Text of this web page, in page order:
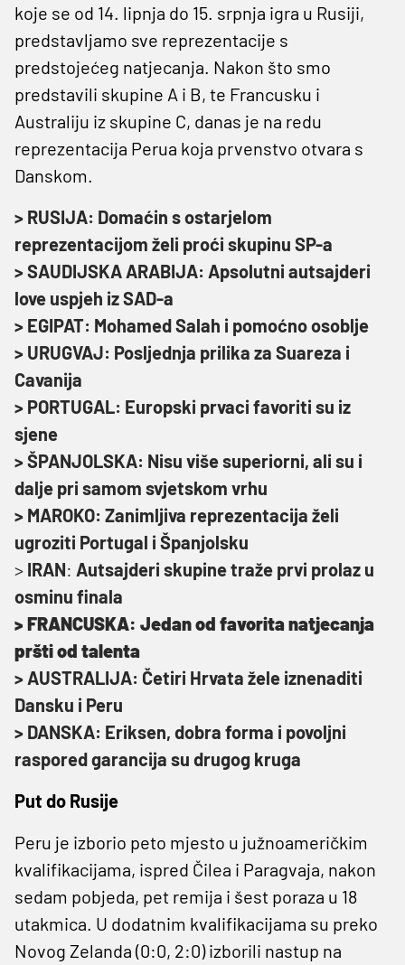
koje se od 14. lipnja do 15. srpnja igra u Rusiji,
predstavljamo sve reprezentacije s
predstojećeg natjecanja. Nakon što smo
predstavili skupine A i B, te Francusku i
Australiju iz skupine C, danas je na redu
reprezentacija Perua koja prvenstvo otvara s
Danskom.
> RUSIJA: Domaćin s ostarjelom
reprezentacijom želi proći skupinu SP-a
> SAUDIJSKA ARABIJA: Apsolutni autsajderi
love uspjeh iz SAD-a
> EGIPAT: Mohamed Salah i pomoćno osoblje
> URUGVAJ: Posljednja prilika za Suareza i
Cavanija
> PORTUGAL: Europski prvaci favoriti su iz
sjene
> ŠPANJOLSKA: Nisu više superiorni, ali su i
dalje pri samom svjetskom vrhu
> MAROKO: Zanimljiva reprezentacija želi
ugroziti Portugal i Španjolsku
> IRAN: Autsajderi skupine traže prvi prolaz u
osminu finala
> FRANCUSKA: Jedan od favorita natjecanja
pršti od talenta
> AUSTRALIJA: Četiri Hrvata žele iznenaditi
Dansku i Peru
> DANSKA: Eriksen, dobra forma i povoljni
raspored garancija su drugog kruga
Put do Rusije
Peru je izborio peto mjesto u južnoameričkim
kvalifikacijama, ispred Čilea i Paragvaja, nakon
sedam pobjeda, pet remija i šest poraza u 18
utakmica. U dodatnim kvalifikacijama su preko
Novog Zelanda (0:0, 2:0) izborili nastup na